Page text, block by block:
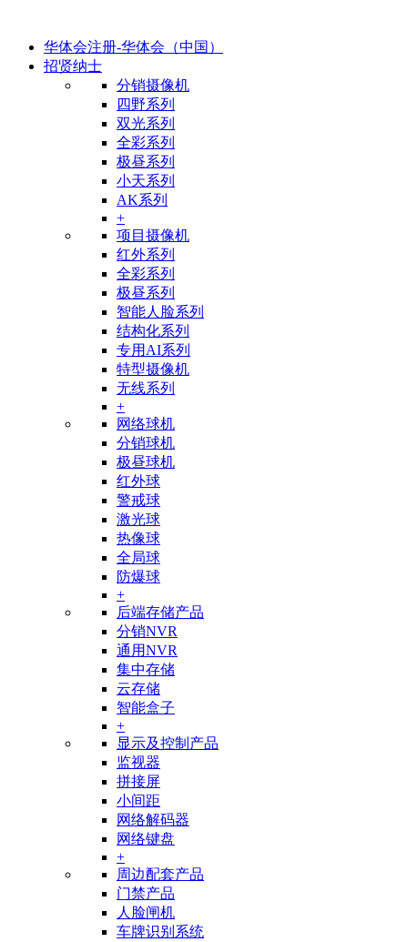
华体会注册-华体会（中国）
招贤纳士
分销摄像机
四野系列
双光系列
全彩系列
极昼系列
小天系列
AK系列
+
项目摄像机
红外系列
全彩系列
极昼系列
智能人脸系列
结构化系列
专用AI系列
特型摄像机
无线系列
+
网络球机
分销球机
极昼球机
红外球
警戒球
激光球
热像球
全局球
防爆球
+
后端存储产品
分销NVR
通用NVR
集中存储
云存储
智能盒子
+
显示及控制产品
监视器
拼接屏
小间距
网络解码器
网络键盘
+
周边配套产品
门禁产品
人脸闸机
车牌识别系统